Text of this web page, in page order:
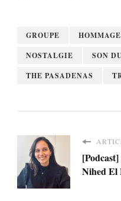
GROUPE HOMMAGE
NOSTALGIE
SON
THE PASADENAS
Nihed El